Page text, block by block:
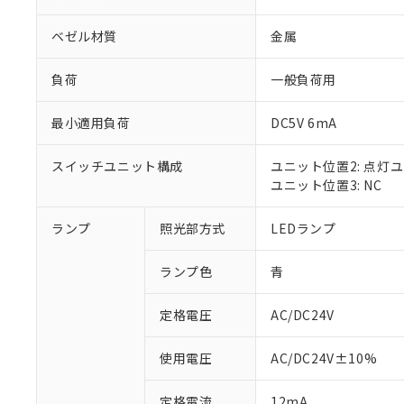
ベゼル材質 金属
負荷 一般負荷用
最小適用負荷 DC5V 6mA
スイッチユニット構成
ユニット位置2: 点灯
ユニット位置3: NC
ランプ 照光部方式 LEDランプ
ランプ色 青
定格電圧 AC/DC24V
使用電圧 AC/DC24V±10%
ご利用条件
以下の条件をお
※1 対応状況
対応予定：EU
対応予定なし：
調査・確認中：
非該当品：ライセ
※1 中国